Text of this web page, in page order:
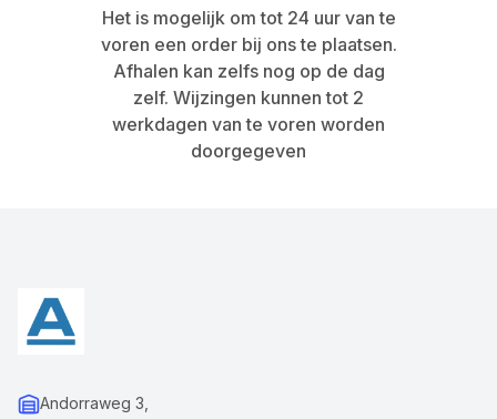
Het is mogelijk om tot 24 uur van te
voren een order bij ons te plaatsen.
Afhalen kan zelfs nog op de dag
zelf. Wijzingen kunnen tot 2
werkdagen van te voren worden
doorgegeven
Andorraweg 3,